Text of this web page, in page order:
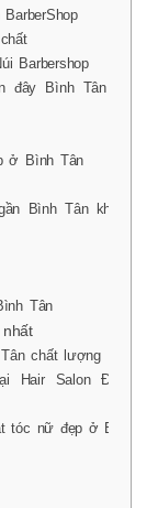
Barbershop
đây Bình Tân nổi
ở Bình Tân
Bình Tân không
Tân
chất lượng
Salon Đông
tóc nữ đẹp ở Bình